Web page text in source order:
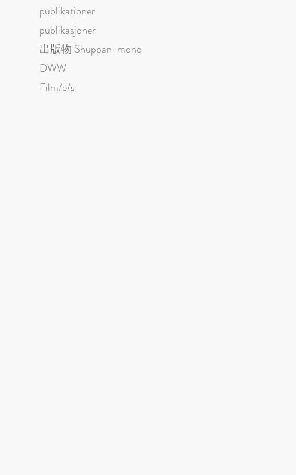
publikationer
publikasjoner
出版物 Shuppan-mono
DWW
Film/e/s